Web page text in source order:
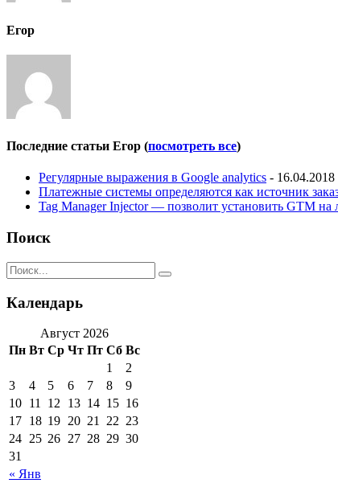
Егор
Последние статьи Егор (посмотреть все)
Регулярные выражения в Google analytics - 16.04.2018
Платежные системы определяются как источник
Tag Manager Injector — позволит установить GTM на
Поиск
Календарь
Август 2026
Пн Вт Ср Чт Пт Сб Вс
« Янв
1
2
3
4 5 6 7 8
9
10 11 12 13 14 15 16
17 18 19 20 21 22 23
24 25 26 27 28 29 30
31